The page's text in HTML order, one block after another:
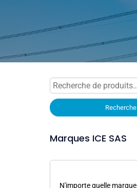
Recherche
pour :
Recherche
Marques ICE SAS